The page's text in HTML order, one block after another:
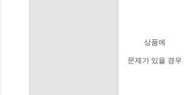
상품에
문제가 있을 경우